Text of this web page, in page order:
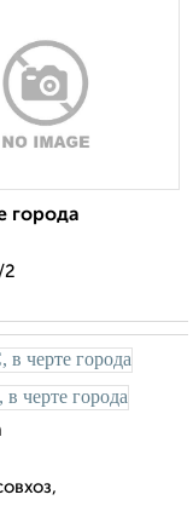
города
2